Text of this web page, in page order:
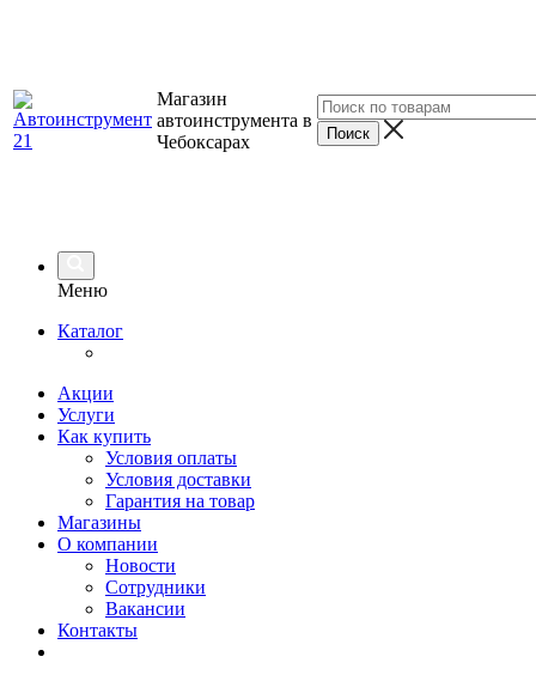
Магазин
автоинструмента в
Чебоксарах
Меню
Каталог
Акции
Услуги
Как купить
Условия оплаты
Условия доставки
Гарантия на товар
Магазины
О компании
Новости
Сотрудники
Вакансии
Контакты